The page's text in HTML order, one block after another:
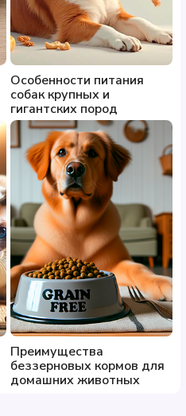
Особенности питания
собак крупных и
гигантских пород
Преимущества
беззерновых кормов для
домашних животных